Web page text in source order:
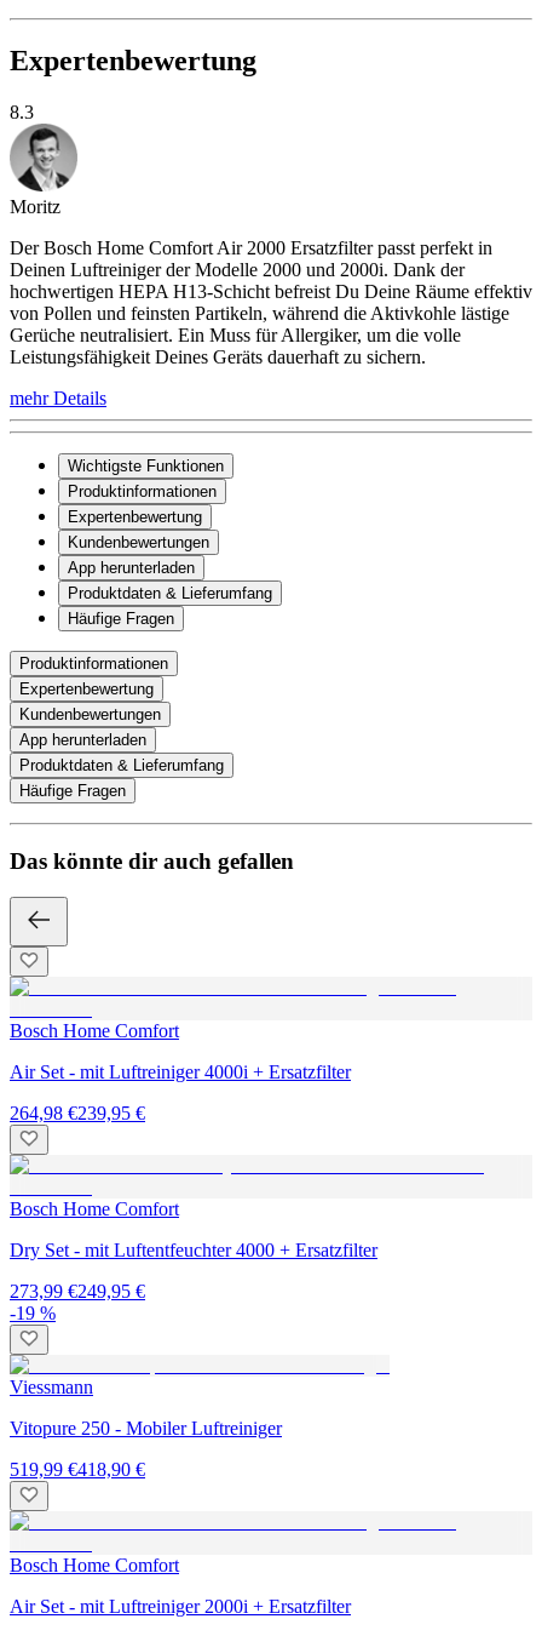
Expertenbewertung
8.3
Moritz
Der Bosch Home Comfort Air 2000 Ersatzfilter passt perfekt in
Deinen Luftreiniger der Modelle 2000 und 2000i. Dank der
hochwertigen HEPA H13-Schicht befreist Du Deine Räume effektiv
von Pollen und feinsten Partikeln, während die Aktivkohle lästige
Gerüche neutralisiert. Ein Muss für Allergiker, um die volle
Leistungsfähigkeit Deines Geräts dauerhaft zu sichern.
mehr Details
Wichtigste Funktionen
Produktinformationen
Expertenbewertung
Kundenbewertungen
App herunterladen
Produktdaten & Lieferumfang
Häufige Fragen
Produktinformationen
Expertenbewertung
Kundenbewertungen
App herunterladen
Produktdaten & Lieferumfang
Häufige Fragen
Das könnte dir auch gefallen
Bosch Home Comfort
Air Set - mit Luftreiniger 4000i + Ersatzfilter
264,98 €239,95 €
Bosch Home Comfort
Dry Set - mit Luftentfeuchter 4000 + Ersatzfilter
273,99 €249,95 €
-19 %
Viessmann
Vitopure 250 - Mobiler Luftreiniger
519,99 €418,90 €
Bosch Home Comfort
Air Set - mit Luftreiniger 2000i + Ersatzfilter